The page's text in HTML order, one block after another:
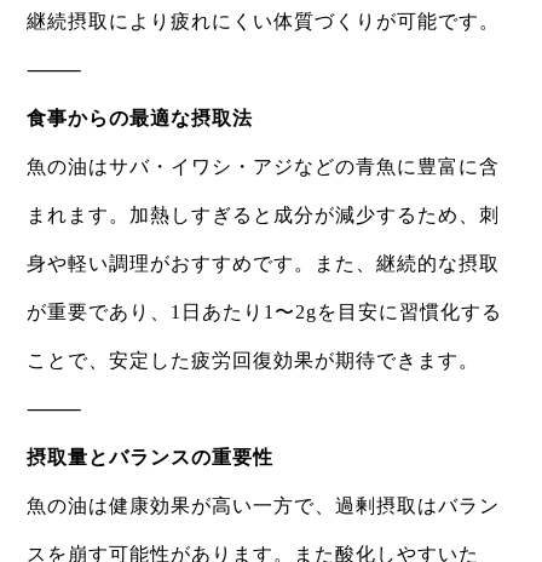
継続摂取により疲れにくい体質づくりが可能です。
⸻
食事からの最適な摂取法
魚の油はサバ・イワシ・アジなどの青魚に豊富に含
まれます。加熱しすぎると成分が減少するため、刺
身や軽い調理がおすすめです。また、継続的な摂取
が重要であり、1日あたり1〜2gを目安に習慣化する
ことで、安定した疲労回復効果が期待できます。
⸻
摂取量とバランスの重要性
魚の油は健康効果が高い一方で、過剰摂取はバラン
スを崩す可能性があります。また酸化しやすいた